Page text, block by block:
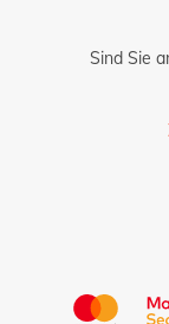
Sind Sie